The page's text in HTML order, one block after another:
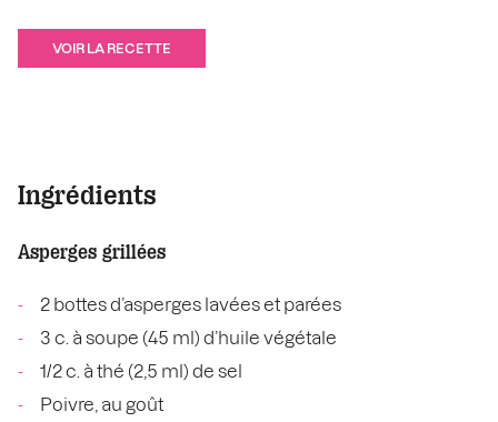
VOIR LA RECETTE
Ingrédients
Asperges grillées
2 bottes d’asperges lavées et parées
3 c. à soupe (45 ml) d’huile végétale
1/2 c. à thé (2,5 ml) de sel
Poivre, au goût